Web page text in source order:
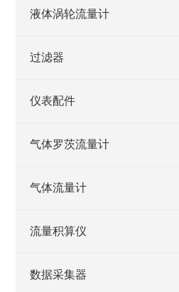
液体涡轮流量计
过滤器
仪表配件
气体罗茨流量计
气体流量计
流量积算仪
数据采集器